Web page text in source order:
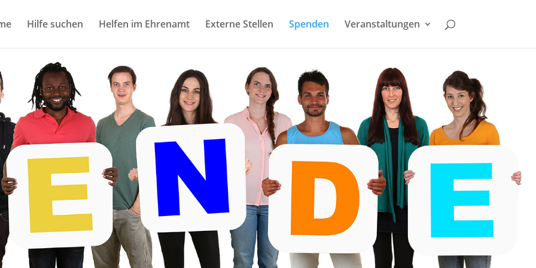
Hilfe suchen Helfen im Ehrenamt Externe Stellen Spenden Veranstaltungen